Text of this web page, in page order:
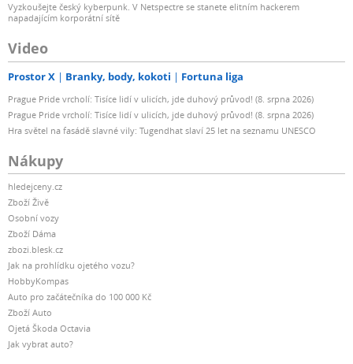
Vyzkoušejte český kyberpunk. V Netspectre se stanete elitním hackerem
napadajícím korporátní sítě
Video
Prostor X Branky, body, kokoti Fortuna liga
Prague Pride vrcholí: Tisíce lidí v ulicích, jde duhový průvod! (8. srpna 2026)
Prague Pride vrcholí: Tisíce lidí v ulicích, jde duhový průvod! (8. srpna 2026)
Hra světel na fasádě slavné vily: Tugendhat slaví 25 let na seznamu UNESCO
Nákupy
hledejceny.cz
Zboží Živě
Osobní vozy
Zboží Dáma
zbozi.blesk.cz
Jak na prohlídku ojetého vozu?
HobbyKompas
Auto pro začátečníka do 100 000 Kč
Zboží Auto
Ojetá Škoda Octavia
Jak vybrat auto?